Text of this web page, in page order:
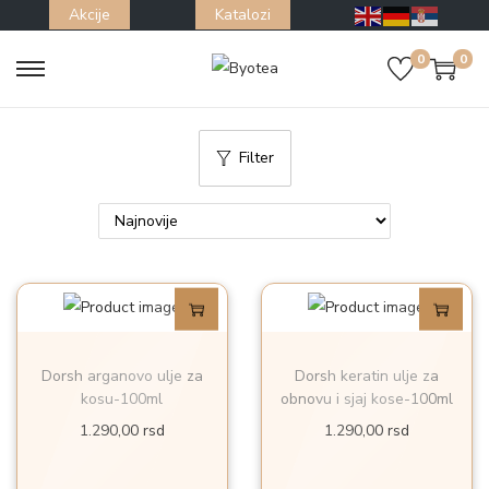
Akcije Katalozi
S
t
o
S
t
o
0 0
Filter
Dorsh arganovo ulje za
kosu-100ml
1.290,00 rsd
Dorsh keratin ulje za
obnovu i sjaj kose-100ml
1.290,00 rsd